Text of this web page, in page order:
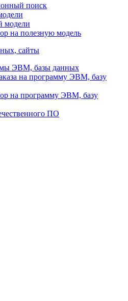
поиск
модели
на полезную модель
сайты
ЭВМ, базы данных
на программу ЭВМ, базу
на программу ЭВМ, базу
ПО